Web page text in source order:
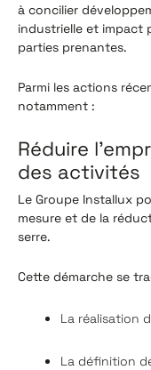
à concilier
industrielle et impact
parties prenantes.
Parmi les actions
notamment :
Réduire
des activités
Le Groupe Installux
mesure et de la
serre.
Cette démarche se
La réalisation
La définition